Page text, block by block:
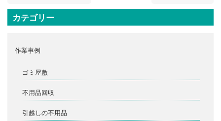
カテゴリー
作業事例
ゴミ屋敷
不用品回収
引越しの不用品